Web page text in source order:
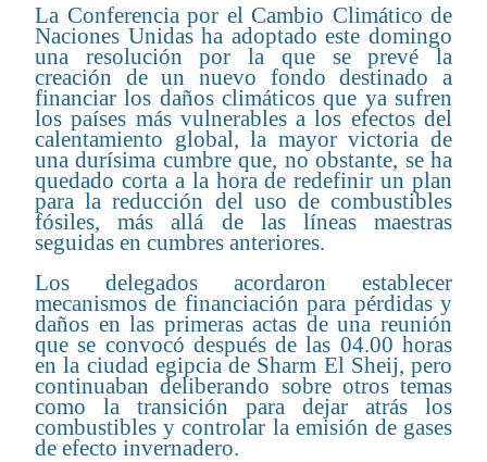
La Conferencia por el Cambio Climático de
Naciones Unidas ha adoptado este domingo
una resolución por la que se prevé la
creación de un nuevo fondo destinado a
financiar los daños climáticos que ya sufren
los países más vulnerables a los efectos del
calentamiento global, la mayor victoria de
una durísima cumbre que, no obstante, se ha
quedado corta a la hora de redefinir un plan
para la reducción del uso de combustibles
fósiles, más allá de las líneas maestras
seguidas en cumbres anteriores.
Los delegados acordaron establecer
mecanismos de financiación para pérdidas y
daños en las primeras actas de una reunión
que se convocó después de las 04.00 horas
en la ciudad egipcia de Sharm El Sheij, pero
continuaban deliberando sobre otros temas
como la transición para dejar atrás los
combustibles y controlar la emisión de gases
de efecto invernadero.